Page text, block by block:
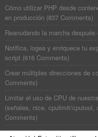
Cómo utilizar PHP desde
en producción (837 Comments)
Reanudando la marcha después
Notifica, logea y enriquece tu
script (616 Comments)
Crear múltiples direcciones de
Comments)
Limitar el uso de CPU de
(señales, nice, cpulimit/
Comments)